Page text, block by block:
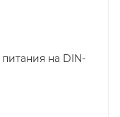
на DIN-